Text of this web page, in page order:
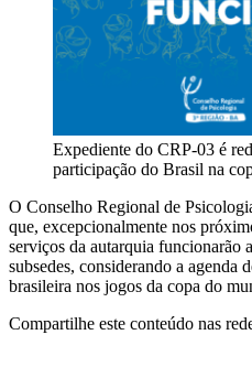
Expediente do CRP-03 é
participação do Brasil na
O Conselho Regional de
que, excepcionalmente nos
serviços da autarquia funcionarão
subsedes, considerando a agenda
brasileira nos jogos da copa do
Compartilhe este conteúdo nas